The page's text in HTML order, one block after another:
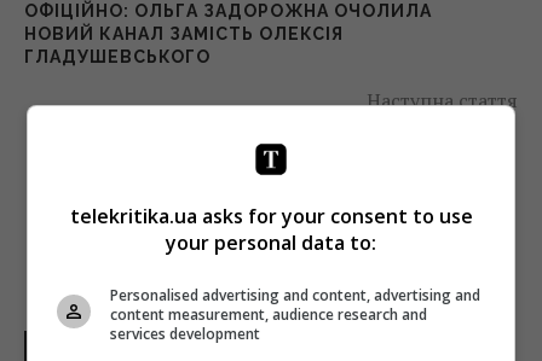
ОФІЦІЙНО: ОЛЬГА ЗАДОРОЖНА ОЧОЛИЛА
НОВИЙ КАНАЛ ЗАМІСТЬ ОЛЕКСІЯ
ГЛАДУШЕВСЬКОГО
Наступна стаття
ПРИПИНИВ СУПУТНИКОВЕ МОВЛЕННЯ
telekritika.ua asks for your consent to use
your personal data to:
Personalised advertising and content, advertising and
content measurement, audience research and
services development